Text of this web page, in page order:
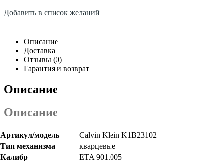
Добавить в список желаний
Описание
Доставка
Отзывы (0)
Гарантия и возврат
Описание
Описание
Артикул/модель
Calvin Klein K1B23102
Тип механизма
кварцевые
Калибр
ETA 901.005